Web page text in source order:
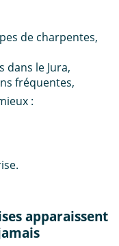
de charpentes,
dans le Jura,
fréquentes,
:
apparaissent